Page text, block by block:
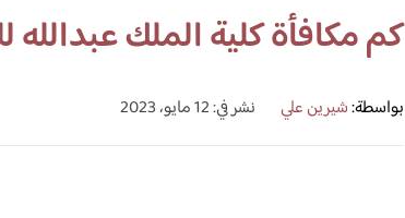
كم مكافأة كلية الملك عبدالله
بواسطة:شيرين علي نشر في: 12 مايو، 2023